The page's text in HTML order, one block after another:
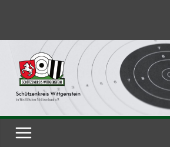
springen